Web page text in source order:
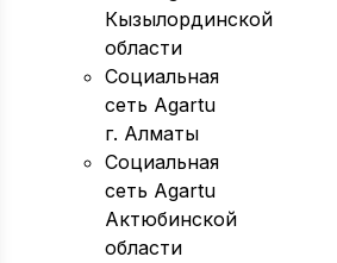
Кызылординской
области
Социальная
сеть Agartu
г. Алматы
Социальная
сеть Agartu
Актюбинской
области